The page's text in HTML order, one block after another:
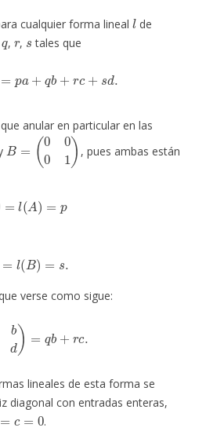
cualquier forma lineal de
q
,
r
,
s
tales que
anular en particular en las
B= 00
, pues ambas están
=l( A)=
0 =l(B) =s
verse como sigue:
cd
lineales de esta forma se
diagonal con entradas enteras,
= c=0
.